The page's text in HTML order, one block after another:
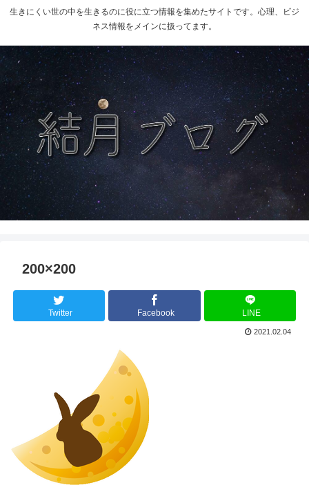
生きにくい世の中を生きるのに役に立つ情報を集めたサイトです。心理、ビジ
ネス情報をメインに扱ってます。
200×200
Twitter Facebook LINE
2021.02.04